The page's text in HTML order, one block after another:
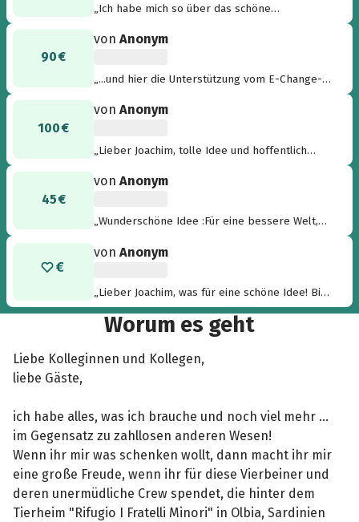
„Ich habe mich so über das schöne
(mindestens 700 Hunde im Refugio...) jetzt auch
90 €
vonAnonym
„...und hier die Unterstützung vom E-Change-
und Susanne Schmid “
100 €
vonAnonym
„Lieber Joachim, tolle Idee und hoffentlich
wenig mehr über die Runden. LG Andreas“
45 €
vonAnonym
„Wunderschöne Idee :Für eine bessere Welt,
unsere Liebe allen Wesen zu kommen lassen.
vonAnonym
„Lieber Joachim, was für eine schöne Idee! Bis
Bald Iris“
Worum es geht
Liebe Kolleginnen und Kollegen,
liebe Gäste,
ich habe alles, was ich brauche und noch viel mehr ...
im Gegensatz zu zahllosen anderen Wesen!
Wenn ihr mir was schenken wollt, dann macht ihr mir
eine große Freude, wenn ihr für diese Vierbeiner und
deren unermüdliche Crew spendet, die hinter dem
Tierheim "Rifugio I Fratelli Minori" in Olbia, Sardinien